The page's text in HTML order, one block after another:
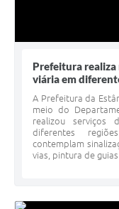
Prefeitura realiza
viária em
A Prefeitura da
meio do
realizou serviços
diferentes
contemplam
vias, pintura de guias